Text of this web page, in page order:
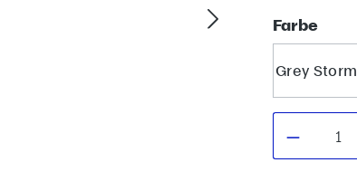
Farbe
Grey